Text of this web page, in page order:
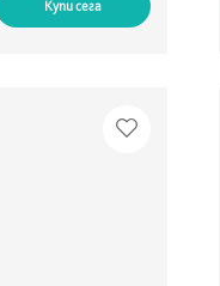
Купи сега